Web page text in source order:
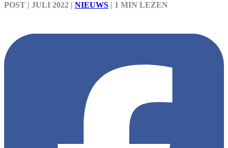
POST | JULI 2022 | NIEUWS | 1 MIN LEZEN